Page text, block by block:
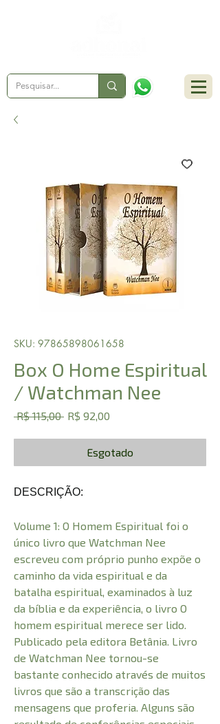
SKU: 97865898061658
Box O Home Espiritual
/ Watchman Nee
R$ 115,00 Preço
R$ 92,00
Esgotado
DESCRIÇÃO:
Volume 1: O Homem Espiritual foi o
único livro que Watchman Nee
escreveu com próprio punho expõe o
caminho da vida espiritual e da
batalha espiritual, examinados à luz
da bíblia e da experiência, o livro O
homem espiritual merece ser lido.
Publicado pela editora Betânia. Livro
de Watchman Nee tornou-se
bastante conhecido através de muitos
livros que são a transcrição das
mensagens que proferia. Alguns são